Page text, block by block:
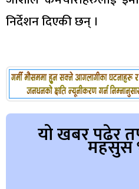
निर्देशन दिएकी छन् ।
यो खबर पढेर
महसुस